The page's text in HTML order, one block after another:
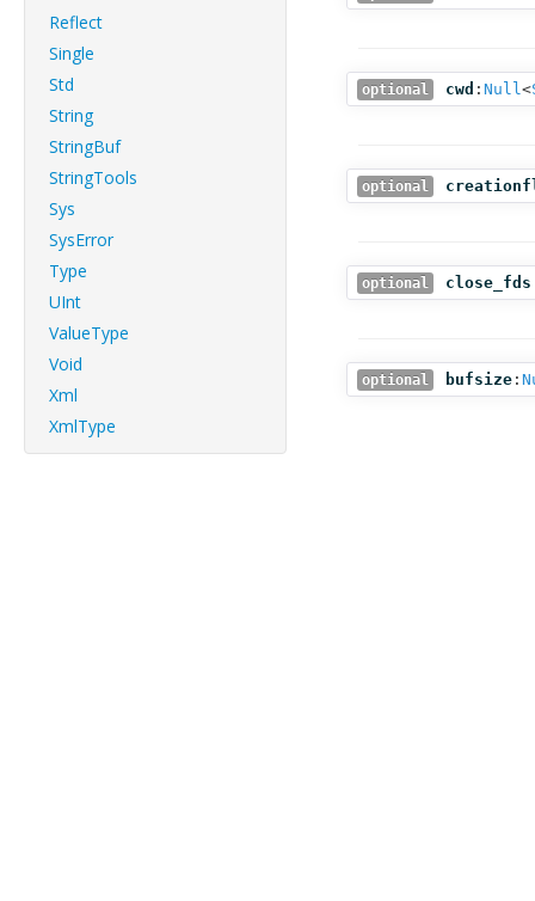
Reflect
Single
Std
String
StringBuf
StringTools
Sys
SysError
Type
UInt
ValueType
Void
Xml
XmlType
optional cwd : Null<
optional
optional close_fds
optional bufsize :